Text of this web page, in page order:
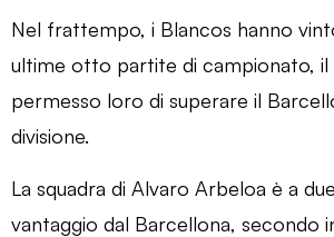
Nel frattempo, i Blancos hanno
ultime otto partite di campionato, il
permesso loro di superare il
divisione.
La squadra di Alvaro Arbeloa è a
vantaggio dal Barcellona, ​​secondo